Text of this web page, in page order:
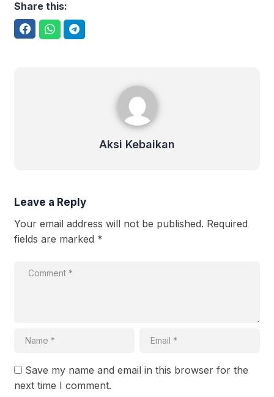
Share this:
Aksi Kebaikan
Leave a Reply
Your email address will not be published. Required
fields are marked *
Save my name and email in this browser for the
next time I comment.